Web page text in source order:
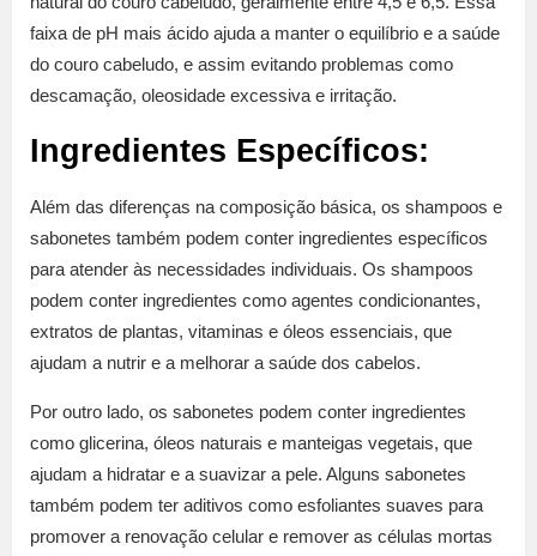
faixa de pH mais ácido ajuda a manter o equilíbrio e a saúde
do couro cabeludo, e assim evitando problemas como
descamação, oleosidade excessiva e irritação.
Ingredientes Específicos:
Além das diferenças na composição básica, os shampoos e
sabonetes também podem conter ingredientes específicos
para atender às necessidades individuais. Os shampoos
podem conter ingredientes como agentes condicionantes,
extratos de plantas, vitaminas e óleos essenciais, que
ajudam a nutrir e a melhorar a saúde dos cabelos.
Por outro lado, os sabonetes podem conter ingredientes
como glicerina, óleos naturais e manteigas vegetais, que
ajudam a hidratar e a suavizar a pele. Alguns sabonetes
também podem ter aditivos como esfoliantes suaves para
promover a renovação celular e remover as células mortas